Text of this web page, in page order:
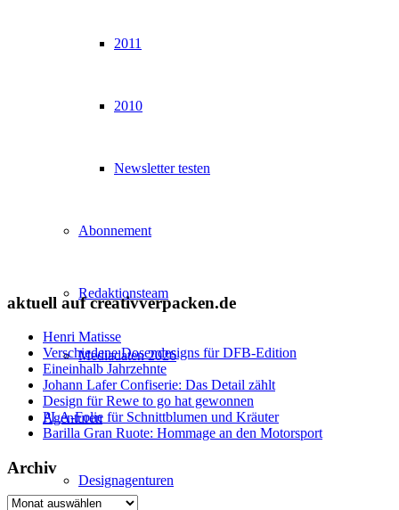
2011
2010
Newsletter testen
Abonnement
Redaktionsteam
Mediadaten 2026
Agenturen
Designagenturen
aktuell auf creativverpacken.de
Henri Matisse
Verschiedene Dosendesigns für DFB-Edition
Eineinhalb Jahrzehnte
Johann Lafer Confiserie: Das Detail zählt
Design für Rewe to go hat gewonnen
PLA-Folie für Schnittblumen und Kräuter
Barilla Gran Ruote: Hommage an den Motorsport
Archiv
Archiv